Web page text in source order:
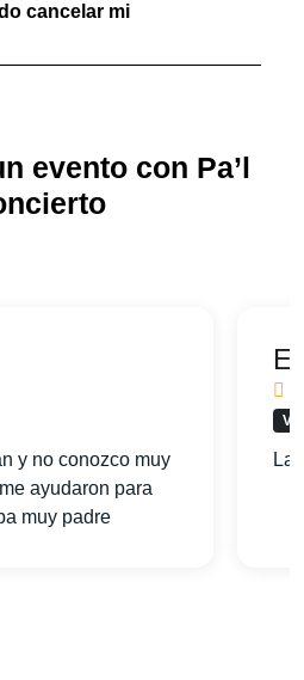
cancelar mi
evento con Pa’l
y no conozco muy
ayudaron para
muy padre
La